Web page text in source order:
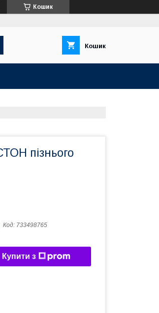
Кошик
Кошик
пізнього
Код: 733498765
Купити з